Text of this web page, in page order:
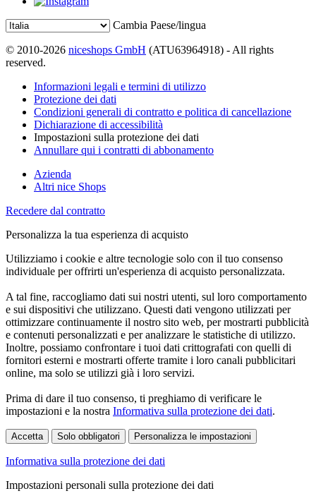
Cambia Paese/lingua
© 2010-2026 niceshops GmbH (ATU63964918) - All rights
reserved.
Informazioni legali e termini di utilizzo
Protezione dei dati
Condizioni generali di contratto e politica di cancellazione
Dichiarazione di accessibilità
Impostazioni sulla protezione dei dati
Annullare qui i contratti di abbonamento
Azienda
Altri nice Shops
Recedere dal contratto
Personalizza la tua esperienza di acquisto
Utilizziamo i cookie e altre tecnologie solo con il tuo consenso
individuale per offrirti un'esperienza di acquisto personalizzata.
A tal fine, raccogliamo dati sui nostri utenti, sul loro comportamento
e sui dispositivi che utilizzano. Questi dati vengono utilizzati per
ottimizzare continuamente il nostro sito web, per mostrarti pubblicità
e contenuti personalizzati e per analizzare le statistiche di utilizzo.
Inoltre, possiamo confrontare i tuoi dati crittografati con quelli di
fornitori esterni e mostrarti offerte tramite i loro canali pubblicitari
online, ma solo se utilizzi già i loro servizi.
Prima di dare il tuo consenso, ti preghiamo di verificare le
impostazioni e la nostra Informativa sulla protezione dei dati.
Accetta Solo obbligatori Personalizza le impostazioni
Informativa sulla protezione dei dati
Impostazioni personali sulla protezione dei dati